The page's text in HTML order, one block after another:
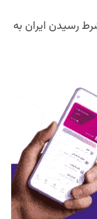
رسیدن ایران به